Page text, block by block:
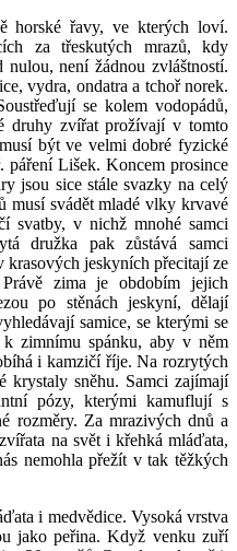
horské řavy, ve kterých loví.
za třeskutých mrazů, kdy
není žádnou zvláštností.
vydra, ondatra a tchoř norek.
se kolem vodopádů,
druhy zvířat prožívají v tomto
být ve velmi dobré fyzické
Lišek. Koncem prosince
jsou sice stále svazky na celý
musí svádět mladé vlky krvavé
svatby, v nichž mnohé samci
družka pak zůstává samci
jeskyních přecitají ze
zima je obdobím jejich
po stěnách jeskyní, dělají
samice, se kterými se
zimnímu spánku, aby v něm
i kamzičí říje. Na rozrytých
krystaly sněhu. Samci zajímají
pózy, kterými kamuflují s
rozměry. Za mrazivých dnů a
na svět i křehká mláďata,
nemohla přežít v tak těžkých
i medvědice. Vysoká vrstva
jako peřina. Když venku zuří